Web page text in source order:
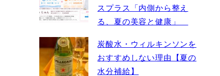
スプラス「内側から整え
る、夏の美容と健康」
炭酸水・ウィルキンソンを
おすすめしない理由【夏の
水分補給】